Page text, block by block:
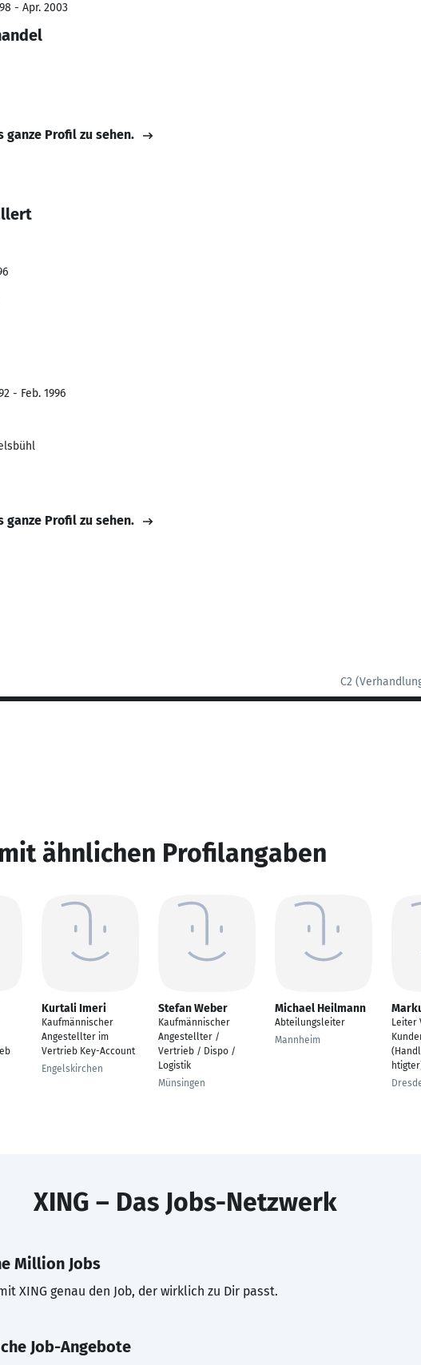
- Apr. 2003
ganze Profil zu sehen.
- Feb. 1996
ganze Profil zu sehen.
C2
ähnlichen Profilangaben
Kurtali Imeri
Kaufmännischer
Angestellter im
Vertrieb Key-Account
Engelskirchen
Stefan Weber
Kaufmännischer
Angestellter /
Vertrieb / Dispo /
Logistik
Münsingen
Michael Heilmann
Abteilungsleiter
Mannheim
Leiter
XING – Das Jobs-Netzwerk
Million Jobs
XING genau den Job, der wirklich zu Dir passt.
Job-Angebote